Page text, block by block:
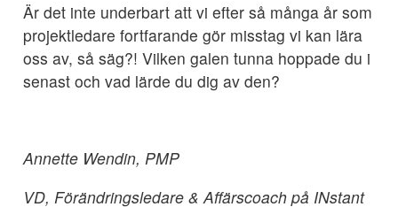
Är det inte underbart att vi efter så många år som
projektledare fortfarande gör misstag vi kan lära
oss av, så säg?! Vilken galen tunna hoppade du i
senast och vad lärde du dig av den?
Annette Wendin, PMP
VD, Förändringsledare & Affärscoach på INstant